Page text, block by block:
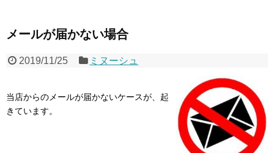
メールが届かない場合
2019/11/25 ミヌーシュ
当店からのメールが届かないケースが、起
きています。